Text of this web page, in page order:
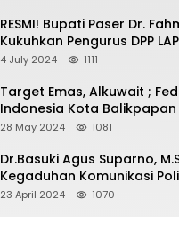
RESMI! Bupati Paser Dr.
Kukuhkan Pengurus DPP
4 July 2024 1111
Target Emas, Alkuwait ;
Indonesia Kota Balikpapan
Barometer Prestasi Di Kaltim
28 May 2024 1081
Dr.Basuki Agus Suparno,
Kegaduhan Komunikasi
Pesta Politik 2024
23 April 2024 1070